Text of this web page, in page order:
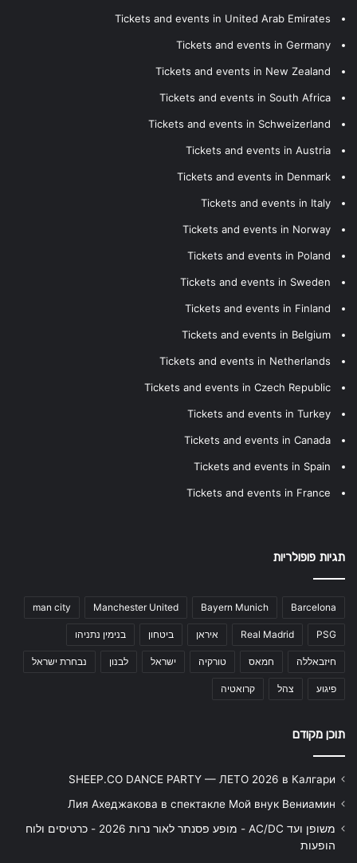
Tickets and events in United Arab Emirates
Tickets and events in Germany
Tickets and events in New Zealand
Tickets and events in South Africa
Tickets and events in Schweizerland
Tickets and events in Austria
Tickets and events in Denmark
Tickets and events in Italy
Tickets and events in Norway
Tickets and events in Poland
Tickets and events in Sweden
Tickets and events in Finland
Tickets and events in Belgium
Tickets and events in Netherlands
Tickets and events in Czech Republic
Tickets and events in Turkey
Tickets and events in Canada
Tickets and events in Spain
Tickets and events in France
תגיות פופולריות
Barcelona
Bayern Munich
Manchester United
man city
PSG
Real Madrid איראן ביטחון בנימין נתניהו
חיזבאללה חמאס טורקיה ישראל לבנון נבחרת ישראל
פיגוע צהל קרואטיה
תוכן מקודם
SHEEP.CO DANCE PARTY — ЛЕТО 2026 в Калгари
Лия Ахеджакова в спектакле Мой внук Вениамин
משופן ועד AC/DC - מופע פסנתר לאור נרות 2026 - כרטיסים ולוח
הופעות